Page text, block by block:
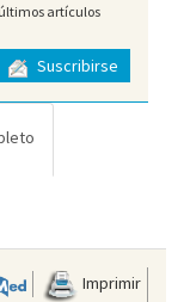
artículos
Suscribirse
Imprimir